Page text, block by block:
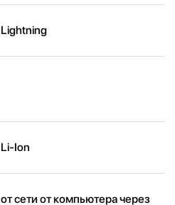
Lightning
Li-Ion
от сети от компьютера через